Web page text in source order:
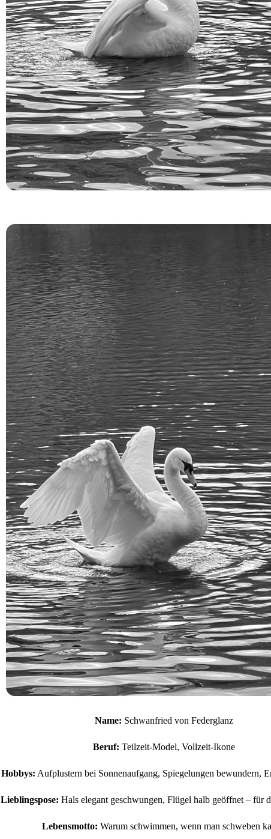
Name: Schwanfried von Federglanz
Beruf: Teilzeit-Model, Vollzeit-Ikone
Hobbys: Aufplustern bei Sonnenaufgang, Spiegelungen bewundern,
Lieblingspose: Hals elegant geschwungen, Flügel halb geöffnet – für
Lebensmotto: Warum schwimmen, wenn man schweben